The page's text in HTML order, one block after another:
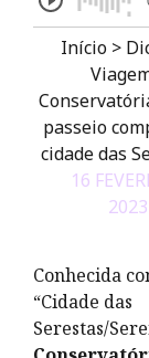
Início >
passeio
cidade das
16
2023
Conhecida
“Cidade das
Serestas/